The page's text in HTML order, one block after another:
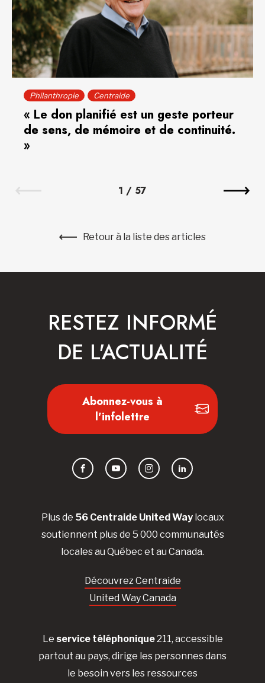
Philanthropie Centraide
« Le don planifié est un geste porteur
de sens, de mémoire et de continuité.
»
1 / 57
Retour à la liste des articles
Plus de 56 Centraide United Waylocaux
soutiennent plus de 5 000 communautés
locales au Québec et au Canada.
Découvrez Centraide
United Way Canada
Le service téléphonique211, accessible
partout au pays, dirige les personnes dans
le besoin vers les ressources
RESTEZ INFORMÉ
DE L'ACTUALITÉ
Abonnez-vous à
l'infolettre
FacebookYouTubeInstagramLinkedIn